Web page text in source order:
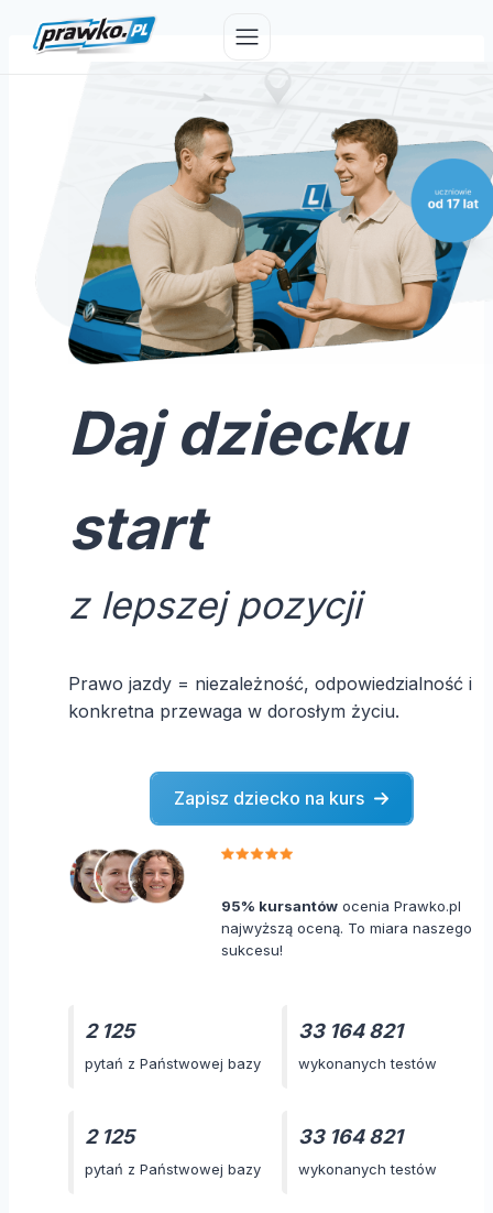
Daj dziecku
start
z lepszej pozycji
Prawo jazdy = niezależność, odpowiedzialność i
konkretna przewaga w dorosłym życiu.
Zapisz dziecko na kurs
95% kursantów ocenia Prawko.pl
najwyższą oceną. To miara naszego
sukcesu!
2 125
pytań z Państwowej bazy
33 164 821
wykonanych testów
2 125
pytań z Państwowej bazy
33 164 821
wykonanych testów